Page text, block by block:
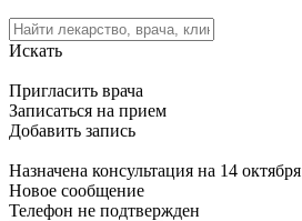
Искать
Пригласить врача
Записаться на прием
Добавить запись
Назначена консультация на 14 октября
Новое сообщение
Телефон не подтвержден